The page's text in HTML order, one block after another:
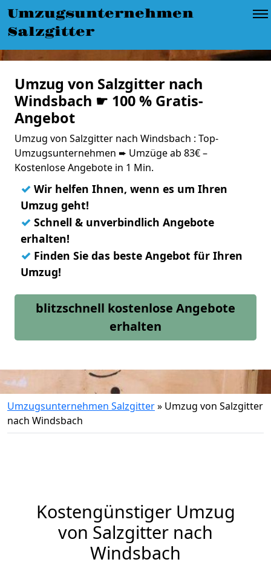
Umzugsunternehmen
Salzgitter
Umzug von Salzgitter nach
Windsbach ☛ 100 % Gratis-
Angebot
Umzug von Salzgitter nach Windsbach : Top-
Umzugsunternehmen ➨ Umzüge ab 83€ –
Kostenlose Angebote in 1 Min.
✓ Wir helfen Ihnen, wenn es um Ihren
Umzug geht!
✓ Schnell & unverbindlich Angebote
erhalten!
✓ Finden Sie das beste Angebot für Ihren
Umzug!
blitzschnell kostenlose Angebote
erhalten
Umzugsunternehmen Salzgitter» Umzug von Salzgitter
nach Windsbach
Kostengünstiger Umzug
von Salzgitter nach
Windsbach